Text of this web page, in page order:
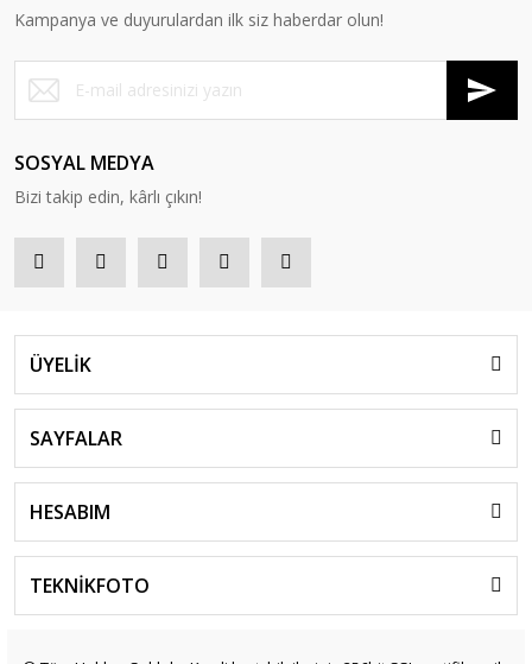
Kampanya ve duyurulardan ilk siz haberdar olun!
SOSYAL MEDYA
Bizi takip edin, kârlı çıkın!
ÜYELİK
SAYFALAR
HESABIM
TEKNİKFOTO